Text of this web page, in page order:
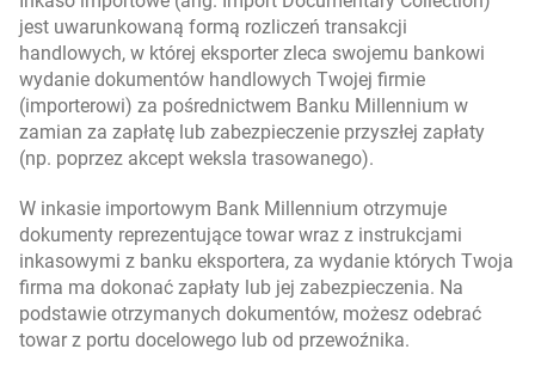
jest uwarunkowaną formą rozliczeń transakcji
handlowych, w której eksporter zleca swojemu bankowi
wydanie dokumentów handlowych Twojej firmie
(importerowi) za pośrednictwem Banku Millennium w
zamian za zapłatę lub zabezpieczenie przyszłej zapłaty
(np. poprzez akcept weksla trasowanego).
W inkasie importowym Bank Millennium otrzymuje
dokumenty reprezentujące towar wraz z instrukcjami
inkasowymi z banku eksportera, za wydanie których Twoja
firma ma dokonać zapłaty lub jej zabezpieczenia. Na
podstawie otrzymanych dokumentów, możesz odebrać
towar z portu docelowego lub od przewoźnika.